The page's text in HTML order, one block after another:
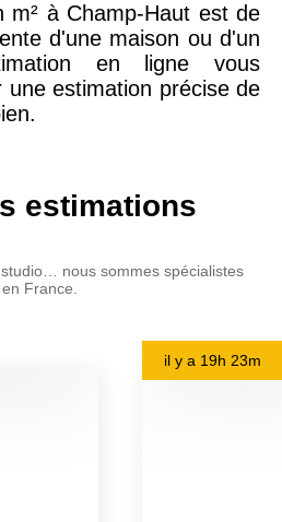
m² à Champ-Haut est de
d'une maison ou d'un
en ligne vous
une estimation précise de
estimations
nous sommes spécialistes
France.
il y a 19h 23m